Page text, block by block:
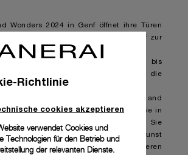
Wonders 2024 in Genf öffnet ihre Türen
2024. Eine Woche lang wird Genf zur
der Uhrenbranche.
zwischen Samstag, dem 13., bis
dem 15., drei Tage lang für die
der Besuchertage der Watches and
von Panerai ein. Kommen Sie in
privaten Entdeckungstour, nehmen Sie
Events teil, um die Handwerkskunst
zu erleben, und treffen Sie unseren
Richtlinie
cookies akzeptieren
verwendet Cookies und
Technologien für den Betrieb und
der relevanten Dienste.